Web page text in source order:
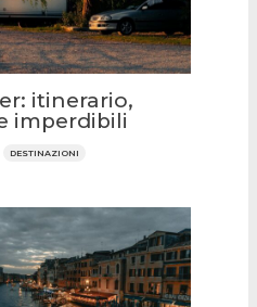
itinerario,
imperdibili
DESTINAZIONI